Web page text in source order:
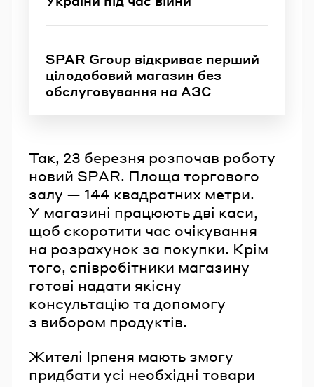
SPAR Group відкриває перший
цілодобовий магазин без
обслуговування на АЗС
Так, 23 березня розпочав роботу
новий SPAR. Площа торгового
залу — 144 квадратних метри.
У магазині працюють дві каси,
щоб скоротити час очікування
на розрахунок за покупки. Крім
того, співробітники магазину
готові надати якісну
консультацію та допомогу
з вибором продуктів.
Жителі Ірпеня мають змогу
придбати усі необхідні товари